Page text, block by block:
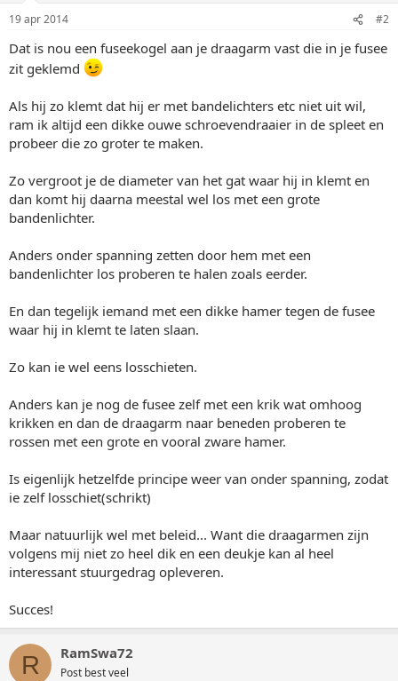
19 apr 2014 #2
Dat is nou een fuseekogel aan je draagarm vast die in je fusee
zit geklemd
Als hij zo klemt dat hij er met bandelichters etc niet uit wil,
ram ik altijd een dikke ouwe schroevendraaier in de spleet en
probeer die zo groter te maken.
Zo vergroot je de diameter van het gat waar hij in klemt en
dan komt hij daarna meestal wel los met een grote
bandenlichter.
Anders onder spanning zetten door hem met een
bandenlichter los proberen te halen zoals eerder.
En dan tegelijk iemand met een dikke hamer tegen de fusee
waar hij in klemt te laten slaan.
Zo kan ie wel eens losschieten.
Anders kan je nog de fusee zelf met een krik wat omhoog
krikken en dan de draagarm naar beneden proberen te
rossen met een grote en vooral zware hamer.
Is eigenlijk hetzelfde principe weer van onder spanning, zodat
ie zelf losschiet(schrikt)
Maar natuurlijk wel met beleid... Want die draagarmen zijn
volgens mij niet zo heel dik en een deukje kan al heel
interessant stuurgedrag opleveren.
Succes!
R RamSwa72
Post best veel